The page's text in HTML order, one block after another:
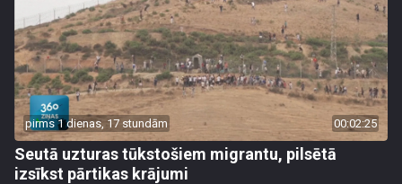
pirms 1 dienas, 17 stundām 00:02:25
Seutā uzturas tūkstošiem migrantu, pilsētā
izsīkst pārtikas krājumi